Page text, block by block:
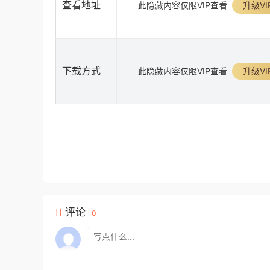
查看地址 此隐藏内容仅限VIP查看 升级
下载方式 此隐藏内容仅限VIP查看 升级
评论 0